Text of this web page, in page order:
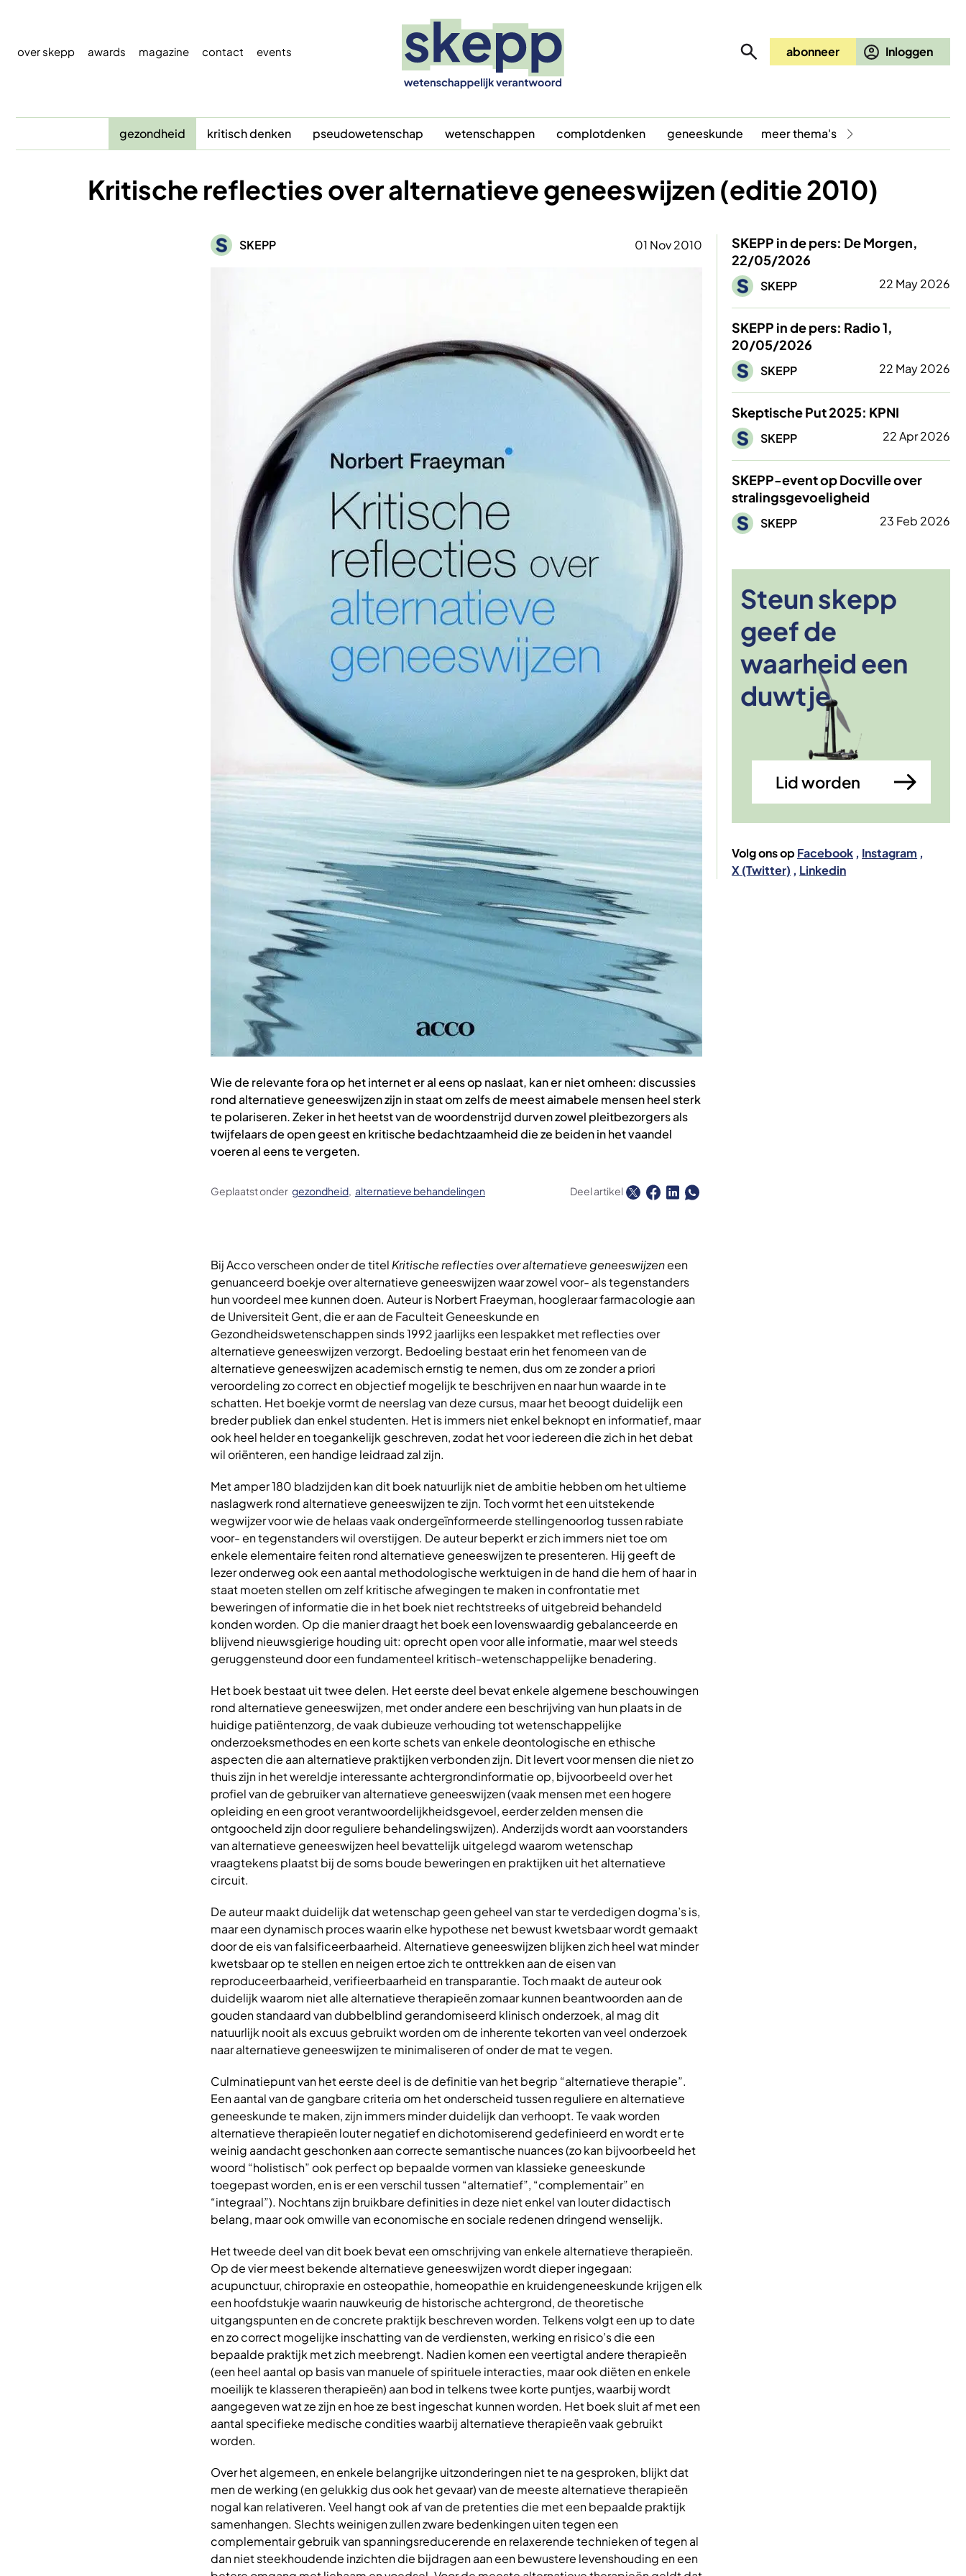
over skepp awards magazine contact events abonneer
gezondheid kritisch denken pseudowetenschap wetenschappen complotdenken geneeskunde meer thema's
Kritische reflecties over alternatieve geneeswijzen (editie 2010)
Afbeelding
SKEPP 01 Nov 2010
Wie de relevante fora op het internet er al eens op naslaat, kan er niet omheen: discussies
rond alternatieve geneeswijzen zijn in staat om zelfs de meest aimabele mensen heel sterk
te polariseren. Zeker in het heetst van de woordenstrijd durven zowel pleitbezorgers als
twijfelaars de open geest en kritische bedachtzaamheid die ze beiden in het vaandel
voeren al eens te vergeten.
Geplaatst onder gezondheid alternatieve behandelingen Deel artikel
Bij Acco verscheen onder de titel Kritische reflecties over alternatieve geneeswijzeneen
genuanceerd boekje over alternatieve geneeswijzen waar zowel voor- als tegenstanders
hun voordeel mee kunnen doen. Auteur is Norbert Fraeyman, hoogleraar farmacologie aan
de Universiteit Gent, die er aan de Faculteit Geneeskunde en
Gezondheidswetenschappen sinds 1992 jaarlijks een lespakket met reflecties over
alternatieve geneeswijzen verzorgt. Bedoeling bestaat erin het fenomeen van de
alternatieve geneeswijzen academisch ernstig te nemen, dus om ze zonder a priori
veroordeling zo correct en objectief mogelijk te beschrijven en naar hun waarde in te
schatten. Het boekje vormt de neerslag van deze cursus, maar het beoogt duidelijk een
breder publiek dan enkel studenten. Het is immers niet enkel beknopt en informatief, maar
ook heel helder en toegankelijk geschreven, zodat het voor iedereen die zich in het debat
wil oriënteren, een handige leidraad zal zijn.
Met amper 180 bladzijden kan dit boek natuurlijk niet de ambitie hebben om het ultieme
naslagwerk rond alternatieve geneeswijzen te zijn. Toch vormt het een uitstekende
wegwijzer voor wie de helaas vaak ondergeïnformeerde stellingenoorlog tussen rabiate
voor- en tegenstanders wil overstijgen. De auteur beperkt er zich immers niet toe om
enkele elementaire feiten rond alternatieve geneeswijzen te presenteren. Hij geeft de
lezer onderweg ook een aantal methodologische werktuigen in de hand die hem of haar in
staat moeten stellen om zelf kritische afwegingen te maken in confrontatie met
beweringen of informatie die in het boek niet rechtstreeks of uitgebreid behandeld
konden worden. Op die manier draagt het boek een lovenswaardig gebalanceerde en
blijvend nieuwsgierige houding uit: oprecht open voor alle informatie, maar wel steeds
geruggensteund door een fundamenteel kritisch-wetenschappelijke benadering.
Het boek bestaat uit twee delen. Het eerste deel bevat enkele algemene beschouwingen
rond alternatieve geneeswijzen, met onder andere een beschrijving van hun plaats in de
huidige patiëntenzorg, de vaak dubieuze verhouding tot wetenschappelijke
onderzoeksmethodes en een korte schets van enkele deontologische en ethische
aspecten die aan alternatieve praktijken verbonden zijn. Dit levert voor mensen die niet zo
thuis zijn in het wereldje interessante achtergrondinformatie op, bijvoorbeeld over het
profiel van de gebruiker van alternatieve geneeswijzen (vaak mensen met een hogere
opleiding en een groot verantwoordelijkheidsgevoel, eerder zelden mensen die
ontgoocheld zijn door reguliere behandelingswijzen). Anderzijds wordt aan voorstanders
van alternatieve geneeswijzen heel bevattelijk uitgelegd waarom wetenschap
vraagtekens plaatst bij de soms boude beweringen en praktijken uit het alternatieve
circuit.
De auteur maakt duidelijk dat wetenschap geen geheel van star te verdedigen dogma’s is,
maar een dynamisch proces waarin elke hypothese net bewust kwetsbaar wordt gemaakt
door de eis van falsificeerbaarheid. Alternatieve geneeswijzen blijken zich heel wat minder
kwetsbaar op te stellen en neigen ertoe zich te onttrekken aan de eisen van
reproduceerbaarheid, verifieerbaarheid en transparantie. Toch maakt de auteur ook
duidelijk waarom niet alle alternatieve therapieën zomaar kunnen beantwoorden aan de
gouden standaard van dubbelblind gerandomiseerd klinisch onderzoek, al mag dit
natuurlijk nooit als excuus gebruikt worden om de inherente tekorten van veel onderzoek
naar alternatieve geneeswijzen te minimaliseren of onder de mat te vegen.
Culminatiepunt van het eerste deel is de definitie van het begrip “alternatieve therapie”.
Een aantal van de gangbare criteria om het onderscheid tussen reguliere en alternatieve
geneeskunde te maken, zijn immers minder duidelijk dan verhoopt. Te vaak worden
alternatieve therapieën louter negatief en dichotomiserend gedefinieerd en wordt er te
weinig aandacht geschonken aan correcte semantische nuances (zo kan bijvoorbeeld het
woord “holistisch” ook perfect op bepaalde vormen van klassieke geneeskunde
toegepast worden, en is er een verschil tussen “alternatief”, “complementair” en
“integraal”). Nochtans zijn bruikbare definities in deze niet enkel van louter didactisch
belang, maar ook omwille van economische en sociale redenen dringend wenselijk.
Het tweede deel van dit boek bevat een omschrijving van enkele alternatieve therapieën.
Op de vier meest bekende alternatieve geneeswijzen wordt dieper ingegaan:
acupunctuur, chiropraxie en osteopathie, homeopathie en kruidengeneeskunde krijgen elk
een hoofdstukje waarin nauwkeurig de historische achtergrond, de theoretische
uitgangspunten en de concrete praktijk beschreven worden. Telkens volgt een up to date
en zo correct mogelijke inschatting van de verdiensten, werking en risico’s die een
bepaalde praktijk met zich meebrengt. Nadien komen een veertigtal andere therapieën
(een heel aantal op basis van manuele of spirituele interacties, maar ook diëten en enkele
moeilijk te klasseren therapieën) aan bod in telkens twee korte puntjes, waarbij wordt
aangegeven wat ze zijn en hoe ze best ingeschat kunnen worden. Het boek sluit af met een
aantal specifieke medische condities waarbij alternatieve therapieën vaak gebruikt
worden.
Over het algemeen, en enkele belangrijke uitzonderingen niet te na gesproken, blijkt dat
men de werking (en gelukkig dus ook het gevaar) van de meeste alternatieve therapieën
nogal kan relativeren. Veel hangt ook af van de pretenties die met een bepaalde praktijk
samenhangen. Slechts weinigen zullen zware bedenkingen uiten tegen een
complementair gebruik van spanningsreducerende en relaxerende technieken of tegen al
dan niet steekhoudende inzichten die bijdragen aan een bewustere levenshouding en een
SKEPP in de pers: De Morgen,
22/05/2026
Afbeelding
SKEPP 22 May 2026
SKEPP in de pers: Radio 1,
20/05/2026
Afbeelding
SKEPP 22 May 2026
Skeptische Put 2025: KPNI
Afbeelding
SKEPP 22 Apr 2026
SKEPP-event op Docville over
stralingsgevoeligheid
Afbeelding
SKEPP 23 Feb 2026
Steun skepp
geef de
waarheid een
duwtje
Lid worden
Afbeelding
Volg ons op Facebook
Instagram
X (Twitter)
Linkedin